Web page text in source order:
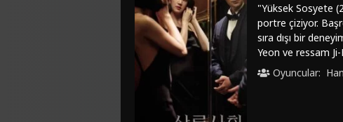
"Yüksek Sosyete
portre çiziyor.
sıra dışı bir
Yeon ve ressam
arasındaki
Oyuncular: